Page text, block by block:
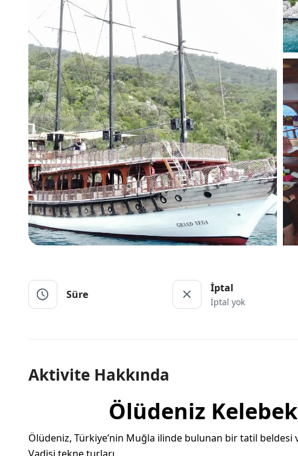
Süre İptal
İptal yok
Aktivite Hakkında
Ölüdeniz
Ölüdeniz, Türkiye’nin Muğla ilinde bulunan bir tatil